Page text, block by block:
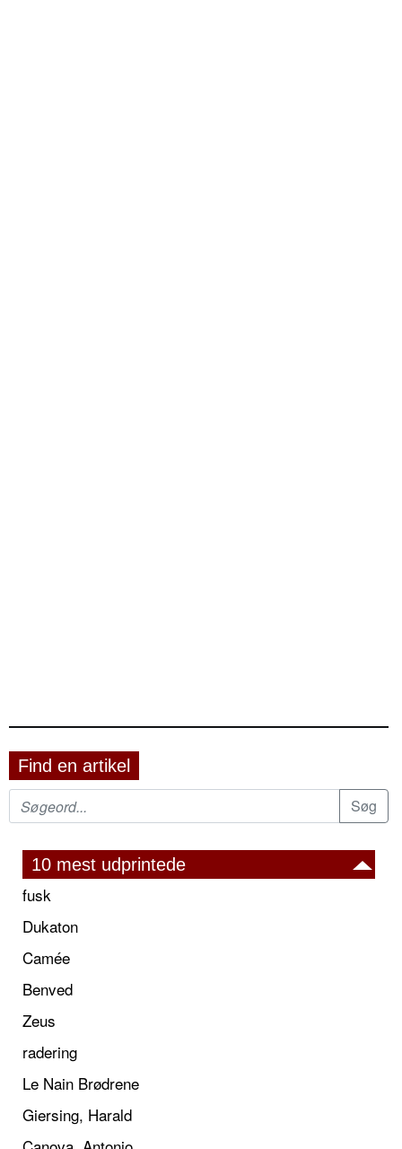
Find en artikel
10 mest udprintede
fusk
Dukaton
Camée
Benved
Zeus
radering
Le Nain Brødrene
Giersing, Harald